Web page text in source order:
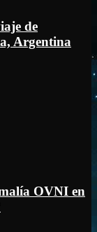
de
Argentina
OVNI en